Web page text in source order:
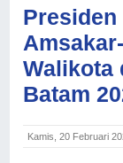
Presiden
Walikota
Batam
Kamis, 20 Februari